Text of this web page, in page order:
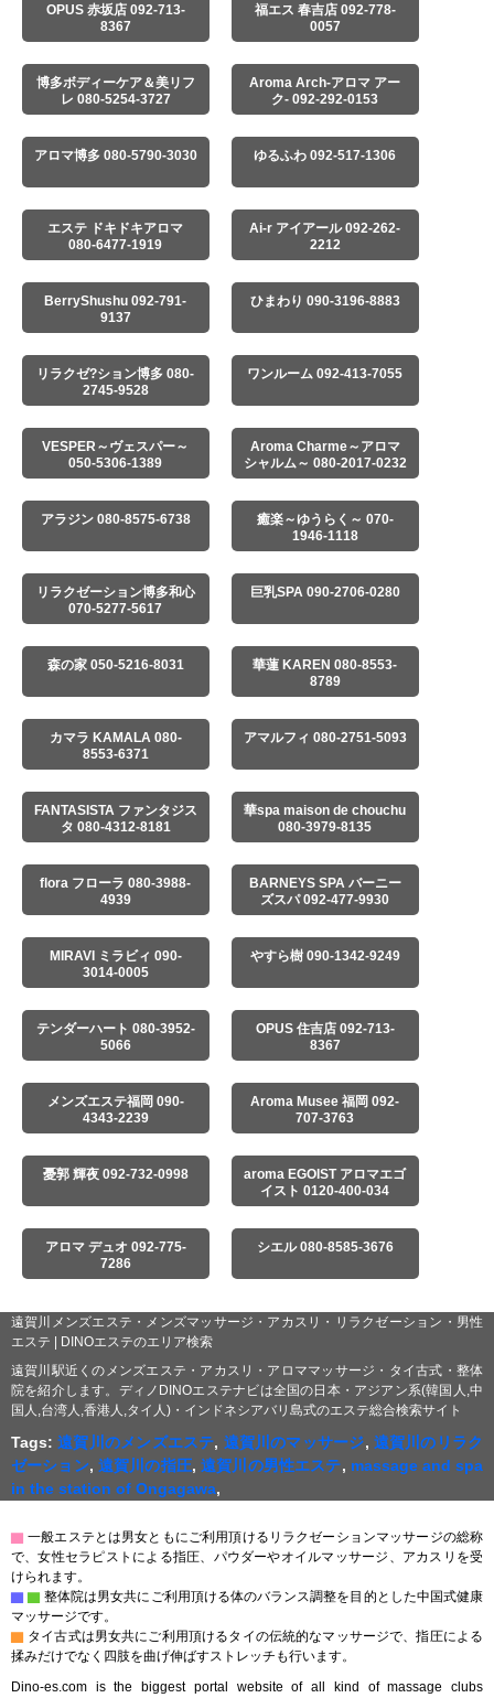
OPUS 赤坂店 092-713-
8367
福エス 春吉店 092-778-
0057
博多ボディーケア＆美リフ
レ 080-5254-3727
Aroma Arch-アロマ アー
ク- 092-292-0153
アロマ博多 080-5790-3030 ゆるふわ 092-517-1306
エステ ドキドキアロマ
080-6477-1919
Ai-r アイアール 092-262-
2212
BerryShushu 092-791-
9137
ひまわり 090-3196-8883
リラクゼ?ション博多 080-
2745-9528
ワンルーム 092-413-7055
VESPER～ヴェスパー～
050-5306-1389
Aroma Charme～アロマ
シャルム～ 080-2017-0232
アラジン 080-8575-6738
癒楽～ゆうらく～ 070-
1946-1118
リラクゼーション博多和心
070-5277-5617
巨乳SPA 090-2706-0280
森の家 050-5216-8031
華蓮 KAREN 080-8553-
8789
カマラ KAMALA 080-
8553-6371
アマルフィ 080-2751-5093
FANTASISTA ファンタジス
タ 080-4312-8181
華spa maison de chouchu
080-3979-8135
flora フローラ 080-3988-
4939
BARNEYS SPA バーニー
ズスパ 092-477-9930
MIRAVI ミラビィ 090-
3014-0005
やすら樹 090-1342-9249
テンダーハート 080-3952-
5066
OPUS 住吉店 092-713-
8367
メンズエステ福岡 090-
4343-2239
Aroma Musee 福岡 092-
707-3763
憂郭 輝夜 092-732-0998
aroma EGOIST アロマエゴ
イスト 0120-400-034
アロマ デュオ 092-775-
7286
シエル 080-8585-3676
遠賀川メンズエステ・メンズマッサージ・アカスリ・リラクゼーション・男性
エステ | DINOエステのエリア検索
遠賀川駅近くのメンズエステ・アカスリ・アロママッサージ・タイ古式・整体
院を紹介します。ディノDINOエステナビは全国の日本・アジアン系(韓国人,中
国人,台湾人,香港人,タイ人)・インドネシアバリ島式のエステ総合検索サイト
Tags:遠賀川のメンズエステ, 遠賀川のマッサージ, 遠賀川のリラク
ゼーション, 遠賀川の指圧,遠賀川の男性エステ, massage and spa
in the station of Ongagawa,
▇ 一般エステとは男女ともにご利用頂けるリラクゼーションマッサージの総称
で、女性セラピストによる指圧、パウダーやオイルマッサージ、アカスリを受
けられます。
▇ ▇ 整体院は男女共にご利用頂ける体のバランス調整を目的とした中国式健康
マッサージです。
▇ タイ古式は男女共にご利用頂けるタイの伝統的なマッサージで、指圧による
揉みだけでなく四肢を曲げ伸ばすストレッチも行います。
Dino-es.com is the biggest portal website of all kind of massage clubs